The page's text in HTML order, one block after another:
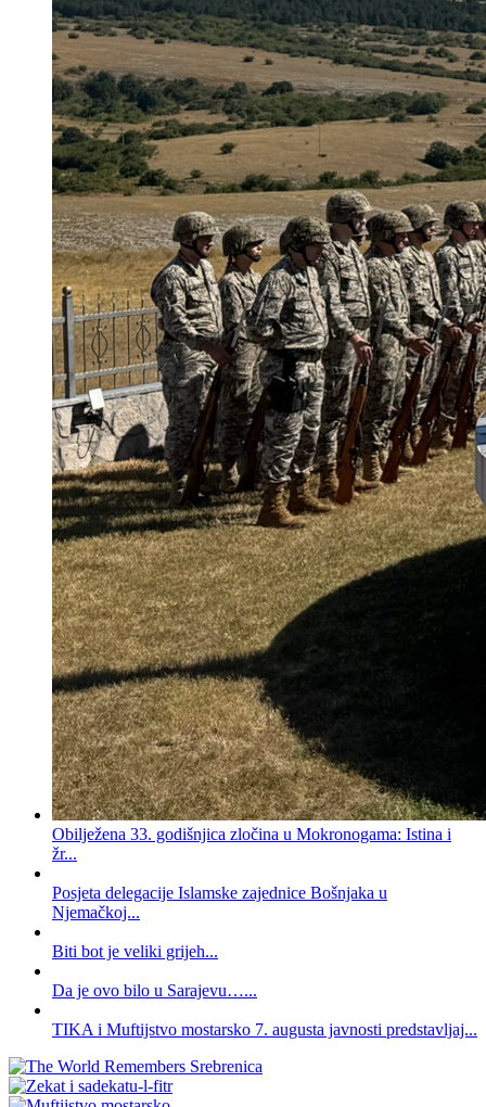
Obilježena 33. godišnjica zločina u Mokronogama: Istina i
žr...
Posjeta delegacije Islamske zajednice Bošnjaka u
Njemačkoj...
Biti bot je veliki grijeh...
Da je ovo bilo u Sarajevu…...
TIKA i Muftijstvo mostarsko 7. augusta javnosti predstavljaj...